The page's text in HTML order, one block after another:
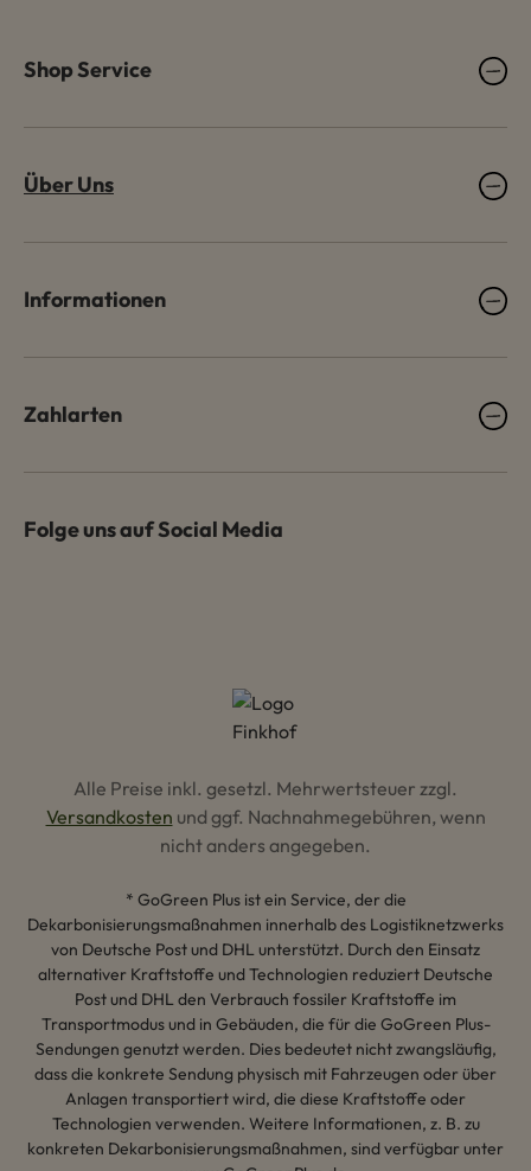
Shop Service
Über Uns
Informationen
Zahlarten
Folge uns auf Social Media
Alle Preise inkl. gesetzl. Mehrwertsteuer zzgl.
Versandkosten und ggf. Nachnahmegebühren, wenn
nicht anders angegeben.
* GoGreen Plus ist ein Service, der die
Dekarbonisierungsmaßnahmen innerhalb des Logistiknetzwerks
von Deutsche Post und DHL unterstützt. Durch den Einsatz
alternativer Kraftstoffe und Technologien reduziert Deutsche
Post und DHL den Verbrauch fossiler Kraftstoffe im
Transportmodus und in Gebäuden, die für die GoGreen Plus-
Sendungen genutzt werden. Dies bedeutet nicht zwangsläufig,
dass die konkrete Sendung physisch mit Fahrzeugen oder über
Anlagen transportiert wird, die diese Kraftstoffe oder
Technologien verwenden. Weitere Informationen, z. B. zu
konkreten Dekarbonisierungsmaßnahmen, sind verfügbar unter